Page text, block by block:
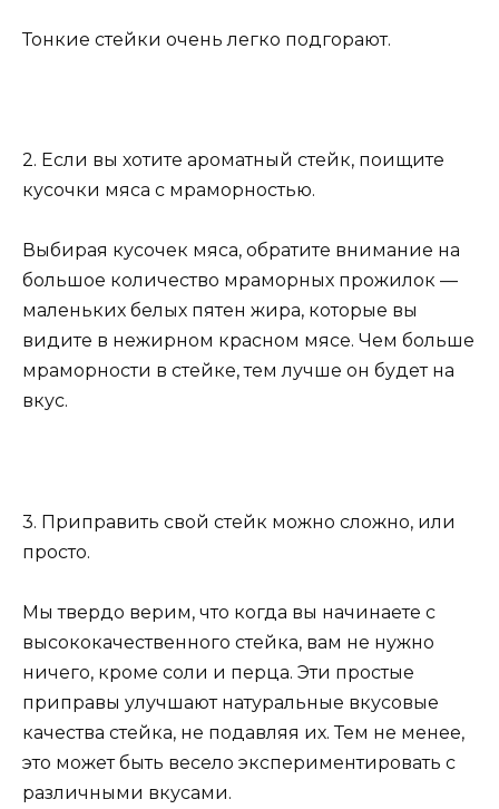
Тонкие стейки очень легко подгорают.
2. Если вы хотите ароматный стейк, поищите
кусочки мяса с мраморностью.
Выбирая кусочек мяса, обратите внимание на
большое количество мраморных прожилок —
маленьких белых пятен жира, которые вы
видите в нежирном красном мясе. Чем больше
мраморности в стейке, тем лучше он будет на
вкус.
3. Приправить свой стейк можно сложно, или
просто.
Мы твердо верим, что когда вы начинаете с
высококачественного стейка, вам не нужно
ничего, кроме соли и перца. Эти простые
приправы улучшают натуральные вкусовые
качества стейка, не подавляя их. Тем не менее,
это может быть весело экспериментировать с
различными вкусами.